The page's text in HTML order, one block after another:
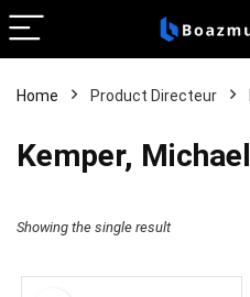
Home Product Directeur
Kemper, Michael
Showing the single result